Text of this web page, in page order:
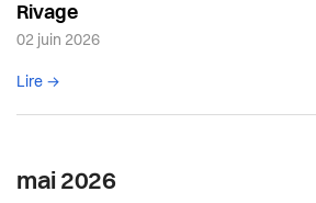
Rivage
02 juin 2026
Lire →
mai 2026